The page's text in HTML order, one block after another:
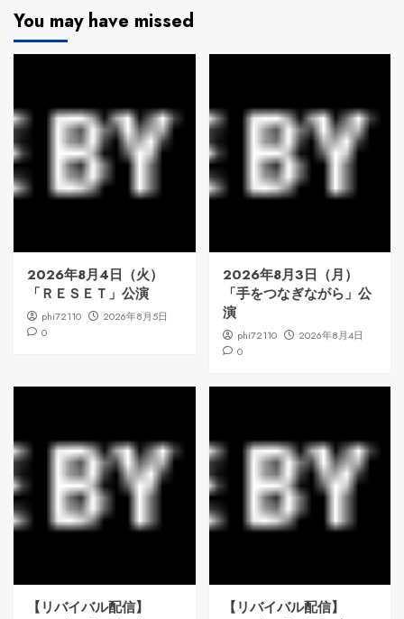
You may have missed
2026年8月4日（火）
「ＲＥＳＥＴ」公演
phi72110
2026年8月5日
0
2026年8月3日（月）
「手をつなぎながら」公
演
phi72110
2026年8月4日
0
【リバイバル配信】
【リバイバル配信】